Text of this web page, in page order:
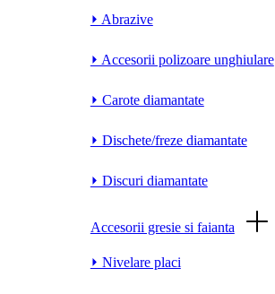
⏵ Abrazive
⏵ Accesorii polizoare unghiulare
⏵ Carote diamantate
⏵ Dischete/freze diamantate
⏵ Discuri diamantate
Accesorii gresie si faianta
⏵ Nivelare placi